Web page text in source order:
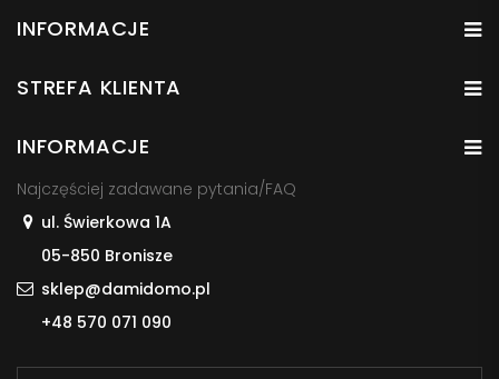
INFORMACJE
STREFA KLIENTA
INFORMACJE
Najczęściej zadawane pytania/FAQ
ul. Świerkowa 1A
05-850 Bronisze
sklep@damidomo.pl
+48 570 071 090